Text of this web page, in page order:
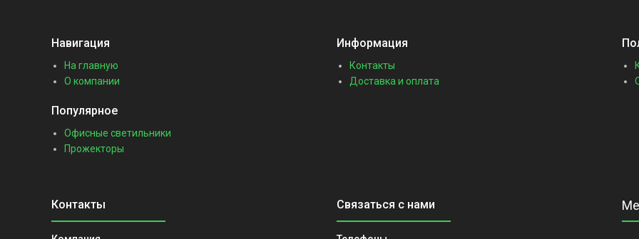
Навигация
На главную
О компании
Информация
Контакты
Доставка и оплата
Популярное
Офисные светильники
Прожекторы